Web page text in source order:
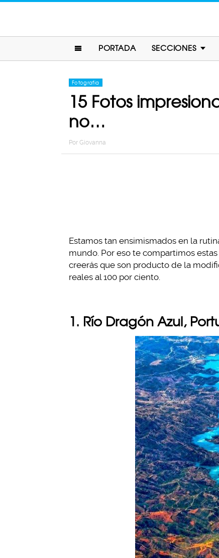
PORTADA SECCIONES
Fotografia
15 Fotos
no…
Por Giovanna
Estamos tan ensimismados en la
mundo. Por eso te compartimos
creerás que son producto de la
reales al 100 por ciento.
1. Río Dragón Azul,